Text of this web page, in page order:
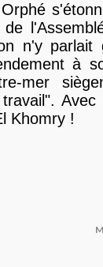
n'y parlait
à
mer
Khomry !